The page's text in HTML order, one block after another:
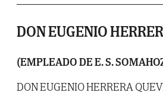
DON EUGENIO
(EMPLEADO DE E. S.
DON EUGENIO HERRERA